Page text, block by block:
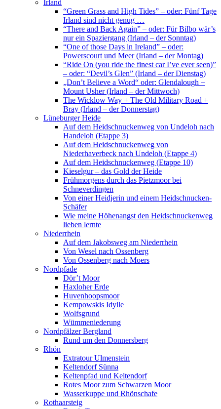
Irland
“Green Grass and High Tides” – oder: Fünf Tage
Irland sind nicht genug …
“There and Back Again” – oder: Für Bilbo wär’s
nur ein Spaziergang (Irland – der Sonntag)
“One of those Days in Ireland” – oder:
Powerscourt und Meer (Irland – der Montag)
“Ride On (you ride the finest car I’ve ever seen)”
– oder: “Devil’s Glen” (Irland – der Dienstag)
„Don’t Believe a Word“ oder: Glendalough +
Mount Usher (Irland – der Mittwoch)
The Wicklow Way + The Old Military Road +
Bray (Irland – der Donnerstag)
Lüneburger Heide
Auf dem Heidschnuckenweg von Undeloh nach
Handeloh (Etappe 3)
Auf dem Heidschnuckenweg von
Niederhaverbeck nach Undeloh (Etappe 4)
Auf dem Heidschnuckenweg (Etappe 10)
Kieselgur – das Gold der Heide
Frühmorgens durch das Pietzmoor bei
Schneverdingen
Von einer Heidjerin und einem Heidschnucken-
Schäfer
Wie meine Höhenangst den Heidschnuckenweg
lieben lernte
Niederrhein
Auf dem Jakobsweg am Niederrhein
Von Wesel nach Ossenberg
Von Ossenberg nach Moers
Nordpfade
Dör’t Moor
Haxloher Erde
Huvenhoopsmoor
Kempowskis Idylle
Wolfsgrund
Wümmeniederung
Nordpfälzer Bergland
Rund um den Donnersberg
Rhön
Extratour Ulmenstein
Keltendorf Sünna
Keltenpfad und Keltendorf
Rotes Moor zum Schwarzen Moor
Wasserkuppe und Rhönschafe
Rothaarsteig